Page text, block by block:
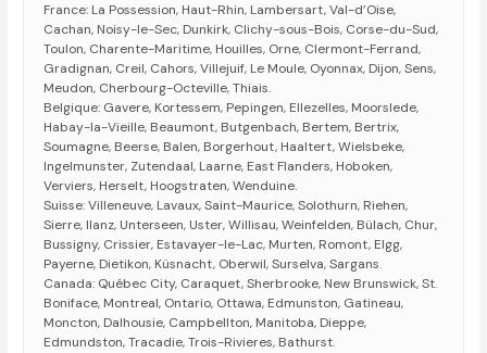
France: La Possession, Haut-Rhin, Lambersart, Val-d’Oise,
Cachan, Noisy-le-Sec, Dunkirk, Clichy-sous-Bois, Corse-du-Sud,
Toulon, Charente-Maritime, Houilles, Orne, Clermont-Ferrand,
Gradignan, Creil, Cahors, Villejuif, Le Moule, Oyonnax, Dijon, Sens,
Meudon, Cherbourg-Octeville, Thiais.
Belgique: Gavere, Kortessem, Pepingen, Ellezelles, Moorslede,
Habay-la-Vieille, Beaumont, Butgenbach, Bertem, Bertrix,
Soumagne, Beerse, Balen, Borgerhout, Haaltert, Wielsbeke,
Ingelmunster, Zutendaal, Laarne, East Flanders, Hoboken,
Verviers, Herselt, Hoogstraten, Wenduine.
Suisse: Villeneuve, Lavaux, Saint-Maurice, Solothurn, Riehen,
Sierre, Ilanz, Unterseen, Uster, Willisau, Weinfelden, Bülach, Chur,
Bussigny, Crissier, Estavayer-le-Lac, Murten, Romont, Elgg,
Payerne, Dietikon, Küsnacht, Oberwil, Surselva, Sargans.
Canada: Québec City, Caraquet, Sherbrooke, New Brunswick, St.
Boniface, Montreal, Ontario, Ottawa, Edmunston, Gatineau,
Moncton, Dalhousie, Campbellton, Manitoba, Dieppe,
Edmundston, Tracadie, Trois-Rivieres, Bathurst.